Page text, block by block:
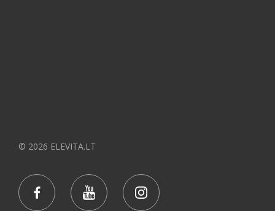
© 2026 ELEVITA.LT